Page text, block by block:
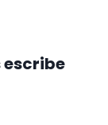
escribe